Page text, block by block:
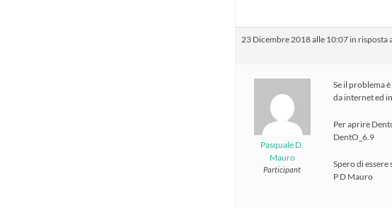
23 Dicembre 2018 alle 10:07 in risposta
Pasquale D.
Mauro
Participant
Se il problema
da internet ed
Per aprire
DentO_6.9
Spero di essere
P D Mauro